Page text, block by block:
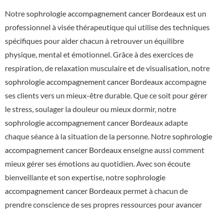
Notresophrologie accompagnement cancer Bordeauxest un
professionnel à visée thérapeutique qui utilise des techniques
spécifiques pour aider chacun à retrouver un équilibre
physique, mental et émotionnel. Grâce à des exercices de
respiration, de relaxation musculaire et de visualisation, notre
sophrologie accompagnement cancer Bordeauxaccompagne
ses clients vers un mieux-être durable. Que ce soit pour gérer
le stress, soulager la douleur ou mieux dormir, notre
sophrologie accompagnement cancer Bordeauxadapte
chaque séance à la situation de la personne. Notresophrologie
accompagnement cancer Bordeauxenseigne aussi comment
mieux gérer ses émotions au quotidien. Avec son écoute
bienveillante et son expertise, notresophrologie
accompagnement cancer Bordeaux permet à chacun de
prendre conscience de ses propres ressources pour avancer